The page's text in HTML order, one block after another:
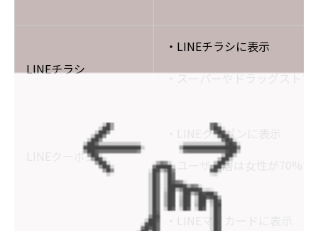
LINEチラシ
・LINEチラシに表示
・スーパーやドラッグスト
LINEクーポン
・LINEクーポンに表示
・ユーザー層は女性が70%